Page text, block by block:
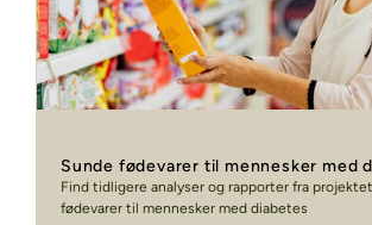
Sunde fødevarer til mennesker med
Find tidligere analyser og rapporter fra
fødevarer til mennesker med diabetes